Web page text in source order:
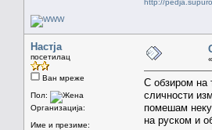
http://
Настја
посетилац
Ван мреже
Пол:
Организација:
Име и презиме:
«
С обзиром на
сличности
помешам
на руском и